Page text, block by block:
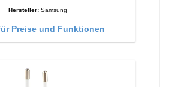
Hersteller: Samsung
Preise und Funktionen